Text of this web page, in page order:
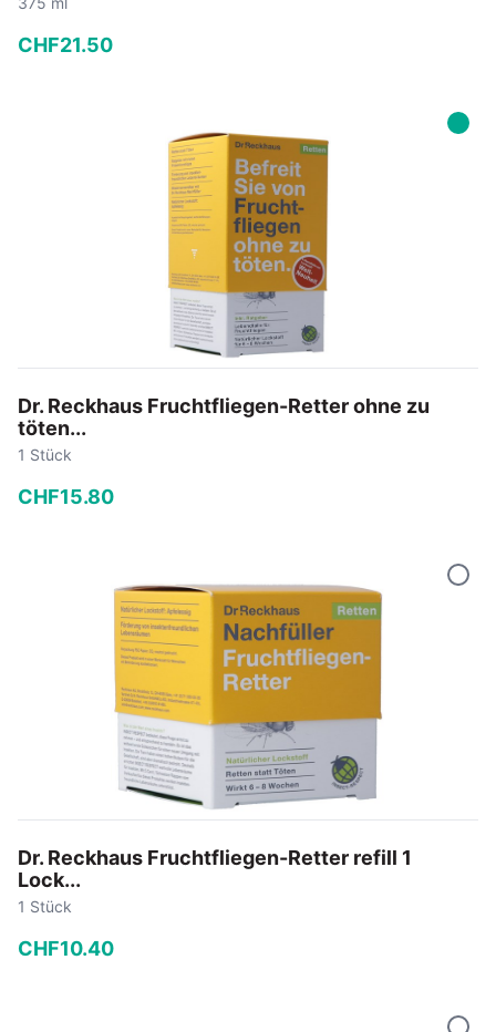
CHF21.50
In den Warenkorb
Dr. Reckhaus Fruchtfliegen-Retter ohne zu
töten...
1 Stück
CHF15.80
In den Warenkorb
Dr. Reckhaus Fruchtfliegen-Retter refill 1
Lock...
1 Stück
CHF10.40